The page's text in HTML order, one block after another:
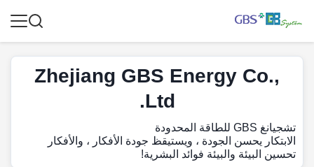
Zhejiang GBS Energy Co.,
Ltd.
تشجيانغ GBS للطاقة المحدودة
الابتكار يحسن الجودة ، ويستيقظ جودة الأفكار ، والأفكار
تحسين البيئة والبيئة فوائد البشرية!